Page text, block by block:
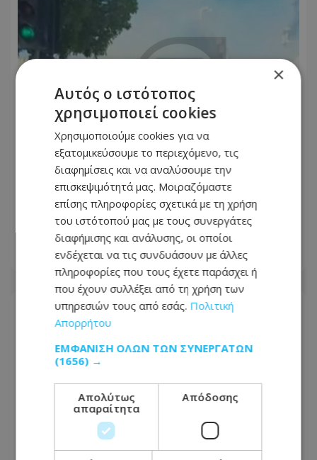
Στις φλόγες κτίριο στη Λευκωσία:
Κατέρρευσε η οροφή - Μεγάλη
κινητοποίηση της Πυροσβεστικής -
Φωτογραφίες από το σημείο
05.08.2026 - 17:10
×
Αυτός ο ιστότοπος
χρησιμοποιεί cookies
Χρησιμοποιούμε cookies για να
εξατομικεύσουμε το περιεχόμενο, τις
διαφημίσεις και να αναλύσουμε την
επισκεψιμότητά μας. Μοιραζόμαστε
επίσης πληροφορίες σχετικά με τη χρήση
του ιστότοπού μας με τους συνεργάτες
διαφήμισης και ανάλυσης, οι οποίοι
ενδέχεται να τις συνδυάσουν με άλλες
πληροφορίες που τους έχετε παράσχει ή
που έχουν συλλέξει από τη χρήση των
υπηρεσιών τους από εσάς. Πολιτική
Απορρήτου
ΕΜΦΆΝΙΣΗ ΌΛΩΝ ΤΩΝ ΣΥΝΕΡΓΑΤΏΝ
(1656) →
Απολύτως
απαραίτητα
Απόδοσης